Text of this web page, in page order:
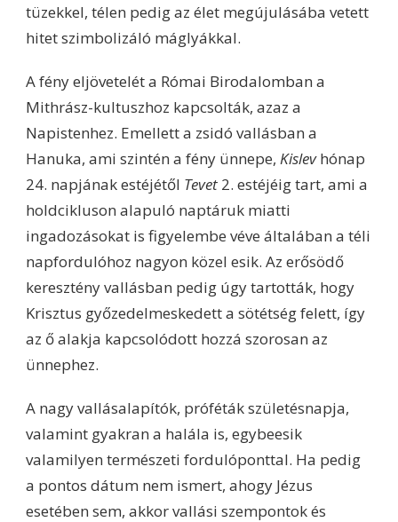
tüzekkel, télen pedig az élet megújulásába vetett
hitet szimbolizáló máglyákkal.
A fény eljövetelét a Római Birodalomban a
Mithrász-kultuszhoz kapcsolták, azaz a
Napistenhez. Emellett a zsidó vallásban a
Hanuka, ami szintén a fény ünnepe, Kislevhónap
24. napjának estéjétől Tevet 2. estéjéig tart, ami a
holdcikluson alapuló naptáruk miatti
ingadozásokat is figyelembe véve általában a téli
napfordulóhoz nagyon közel esik. Az erősödő
keresztény vallásban pedig úgy tartották, hogy
Krisztus győzedelmeskedett a sötétség felett, így
az ő alakja kapcsolódott hozzá szorosan az
ünnephez.
A nagy vallásalapítók, próféták születésnapja,
valamint gyakran a halála is, egybeesik
valamilyen természeti fordulóponttal. Ha pedig
a pontos dátum nem ismert, ahogy Jézus
esetében sem, akkor vallási szempontok és